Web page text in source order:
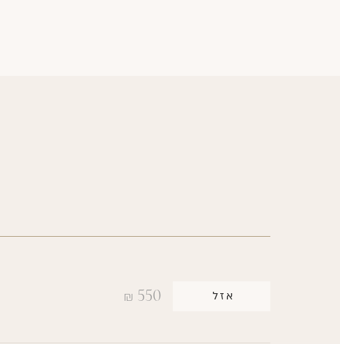
₪ 550 אזל